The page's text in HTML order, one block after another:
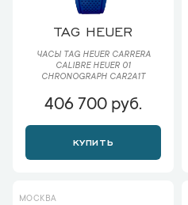
TAG HEUER
ЧАСЫ TAG HEUER CARRERA
CALIBRE HEUER 01
CHRONOGRAPH CAR2A1T
406 700 руб.
КУПИТЬ
МОСКВА